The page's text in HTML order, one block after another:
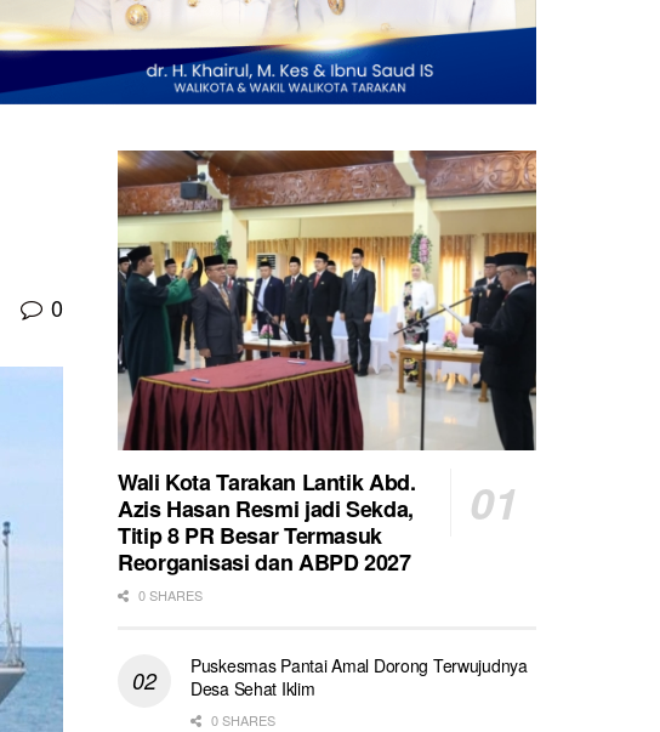
0
Wali Kota Tarakan Lantik Abd.
Azis Hasan Resmi jadi Sekda,
Titip 8 PR Besar Termasuk
Reorganisasi dan ABPD 2027
0 SHARES
Puskesmas Pantai Amal Dorong Terwujudnya
Desa Sehat Iklim
0 SHARES